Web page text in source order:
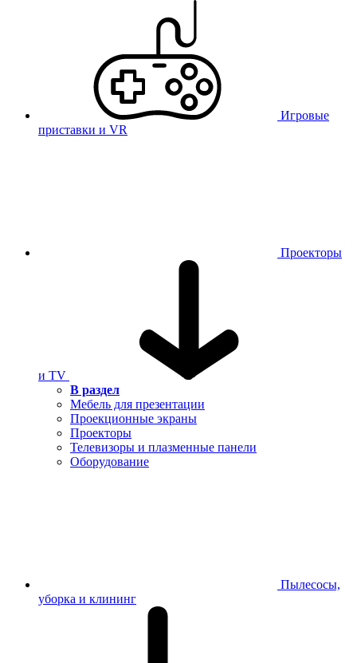
Игровые
приставки и VR
Проекторы
и TV
В раздел
Мебель для презентации
Проекционные экраны
Проекторы
Телевизоры и плазменные панели
Оборудование
Пылесосы,
уборка и клининг